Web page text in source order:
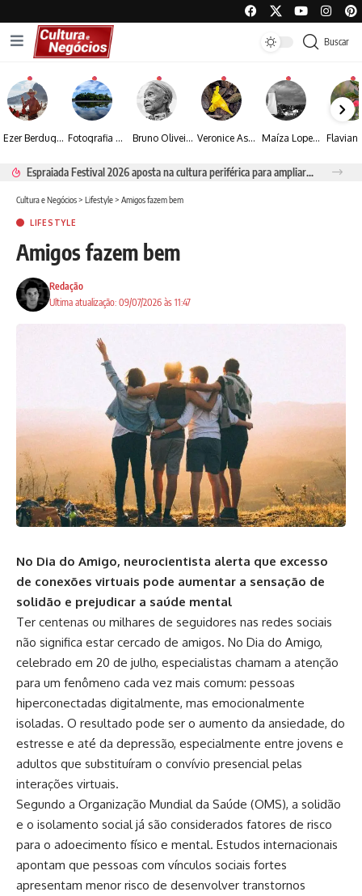
Buscar
Ezer Berdugo transforma experiências multiculturais e memórias em narrativas visuais por meio da fotografia Fotografia de Fátima Carlini transforma paisagens naturais em experiências de contemplação Bruno Oliveira retrata o cotidiano urbano por meio da fotografia em preto e branco Veronice Assini Saes transforma a natureza em fotografias marcadas pela sensibilidade Maíza Lopes transforma cultura popular baiana em narrativas fotográficas
Espraiada Festival 2026 aposta na cultura periférica para ampliar oportunidades na zona sul
Cultura e Negócios> Lifestyle> Amigos fazem bem
LIFESTYLE
Amigos fazem bem
Ultima atualização: 09/07/2026 às 11:47
Redação
No Dia do Amigo, neurocientista alerta que excesso
de conexões virtuais pode aumentar a sensação de
solidão e prejudicar a saúde mental
Ter centenas ou milhares de seguidores nas redes sociais
não significa estar cercado de amigos. No Dia do Amigo,
celebrado em 20 de julho, especialistas chamam a atenção
para um fenômeno cada vez mais comum: pessoas
hiperconectadas digitalmente, mas emocionalmente
isoladas. O resultado pode ser o aumento da ansiedade, do
estresse e até da depressão, especialmente entre jovens e
adultos que substituíram o convívio presencial pelas
interações virtuais.
Segundo a Organização Mundial da Saúde (OMS), a solidão
e o isolamento social já são considerados fatores de risco
para o adoecimento físico e mental. Estudos internacionais
apontam que pessoas com vínculos sociais fortes
apresentam menor risco de desenvolver transtornos